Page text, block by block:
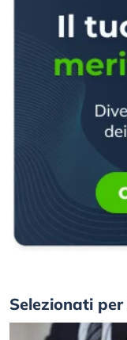
Selezionati